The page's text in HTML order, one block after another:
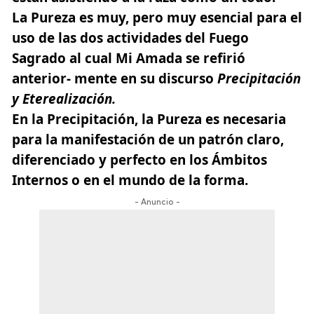
La Pureza es muy, pero muy esencial para el
uso de las dos actividades del Fuego
Sagrado al cual Mi Amada se refirió
anterior- mente en su discurso Precipitación
y Eterealización.
En la Precipitación, la Pureza es necesaria
para la manifestación de un patrón claro,
diferenciado y perfecto en los Ámbitos
Internos o en el mundo de la forma.
- Anuncio -